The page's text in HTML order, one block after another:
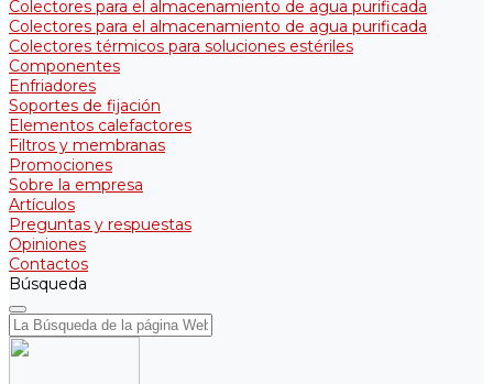
Colectores para el almacenamiento de agua purificada
Colectores para el almacenamiento de agua purificada
Colectores térmicos para soluciones estériles
Componentes
Enfriadores
Soportes de fijación
Elementos calefactores
Filtros y membranas
Promociones
Sobre la empresa
Artículos
Preguntas y respuestas
Opiniones
Contactos
Búsqueda